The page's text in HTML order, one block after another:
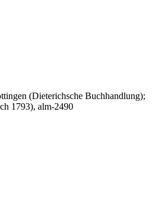
(Dieterichsche Buchhandlung);
1793), alm-2490